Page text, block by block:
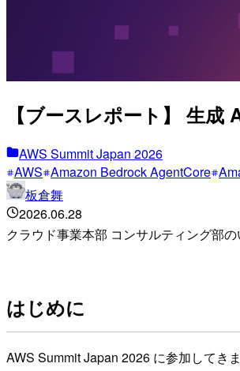
【ブースレポート】 生
AWS Summit Japan 2026
AWS Amazon Bedrock AgentCore
板倉舞
2026.06.28
クラウド事業本部 コンサルティング部の
はじめに
AWS Summit Japan 2026 に参加してき